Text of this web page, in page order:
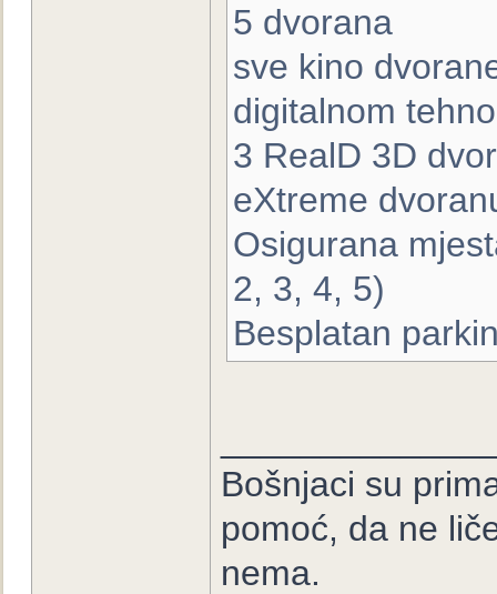
5 dvorana
sve kino
digitalnom
3 RealD 3D
eXtreme
Osigurana
2, 3, 4, 5)
Besplatan
Bošnjaci su
pomoć, da ne
nema.